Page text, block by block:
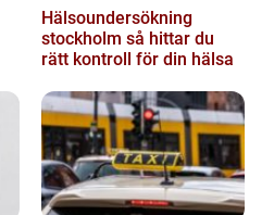
Hälsoundersökning
stockholm så hittar du
rätt kontroll för din hälsa